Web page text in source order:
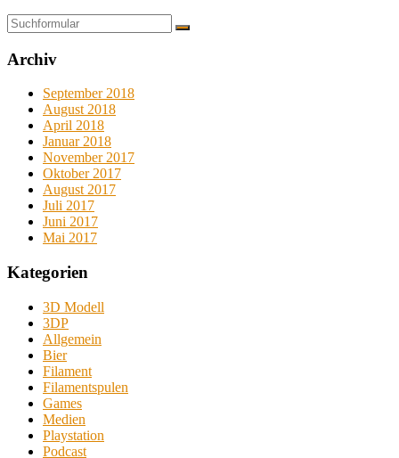
Suchen
Archiv
September 2018
August 2018
April 2018
Januar 2018
November 2017
Oktober 2017
August 2017
Juli 2017
Juni 2017
Mai 2017
Kategorien
3D Modell
3DP
Allgemein
Bier
Filament
Filamentspulen
Games
Medien
Playstation
Podcast